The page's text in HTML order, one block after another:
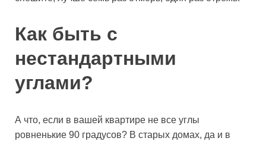
Как быть с
нестандартными
углами?
А что, если в вашей квартире не все углы
ровненькие 90 градусов? В старых домах, да и в